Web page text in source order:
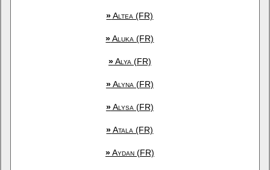
»Altea (FR)
»Aluka (FR)
»Alya (FR)
»Alyna (FR)
»Alysa (FR)
»Atala (FR)
»Aydan (FR)